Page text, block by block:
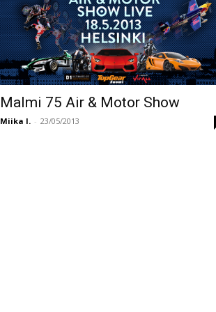
Malmi 75 Air & Motor Show
Miika I. - 23/05/2013